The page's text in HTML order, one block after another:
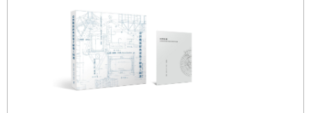
19 歐洲被害猶太人紀念碑／德國柏林 Memorial to the
Murdered Jews of Europe
20 被驅逐烈士紀念館／法國巴黎 Memorial to the Martyrs
of the Deportation
記錄了義大利在中世紀各項領域的成就，是一部遊記體的微
觀歷史。而神曲體驗館是我所知近代最早將文學轉化成建築
的嘗試，由一系列紀念性空間組成。
但丁神曲體驗館是空間如何不使用具象的、明示的、既存